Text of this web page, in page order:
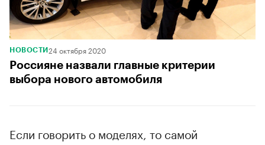
НОВОСТИ 24 октября 2020
Россияне назвали главные критерии
выбора нового автомобиля
Если говорить о моделях, то самой